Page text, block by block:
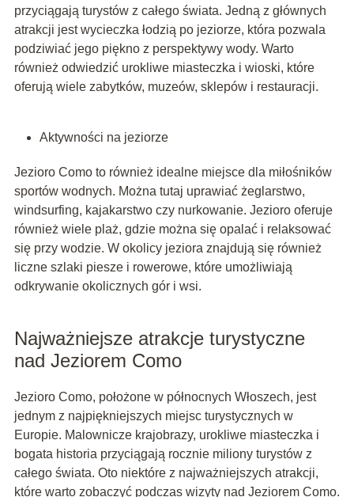
przyciągają turystów z całego świata. Jedną z głównych
atrakcji jest wycieczka łodzią po jeziorze, która pozwala
podziwiać jego piękno z perspektywy wody. Warto
również odwiedzić urokliwe miasteczka i wioski, które
oferują wiele zabytków, muzeów, sklepów i restauracji.
Aktywności na jeziorze
Jezioro Como to również idealne miejsce dla miłośników
sportów wodnych. Można tutaj uprawiać żeglarstwo,
windsurfing, kajakarstwo czy nurkowanie. Jezioro oferuje
również wiele plaż, gdzie można się opalać i relaksować
się przy wodzie. W okolicy jeziora znajdują się również
liczne szlaki piesze i rowerowe, które umożliwiają
odkrywanie okolicznych gór i wsi.
Najważniejsze atrakcje turystyczne
nad Jeziorem Como
Jezioro Como, położone w północnych Włoszech, jest
jednym z najpiękniejszych miejsc turystycznych w
Europie. Malownicze krajobrazy, urokliwe miasteczka i
bogata historia przyciągają rocznie miliony turystów z
całego świata. Oto niektóre z najważniejszych atrakcji,
które warto zobaczyć podczas wizyty nad Jeziorem Como.